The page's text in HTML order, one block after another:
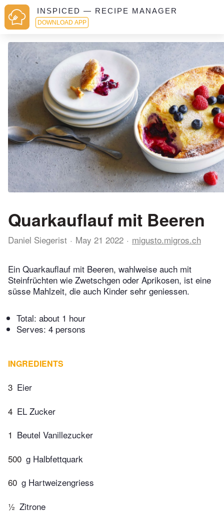
INSPICED — RECIPE MANAGER
DOWNLOAD APP
Quarkauflauf mit Beeren
Daniel Siegerist May 21 2022 migusto.migros.ch
Ein Quarkauflauf mit Beeren, wahlweise auch mit
Steinfrüchten wie Zwetschgen oder Aprikosen, ist eine
süsse Mahlzeit, die auch Kinder sehr geniessen.
Total: about 1 hour
Serves: 4 persons
INGREDIENTS
3 Eier
4 EL Zucker
1 Beutel Vanillezucker
500 g Halbfettquark
60 g Hartweizengriess
½ Zitrone